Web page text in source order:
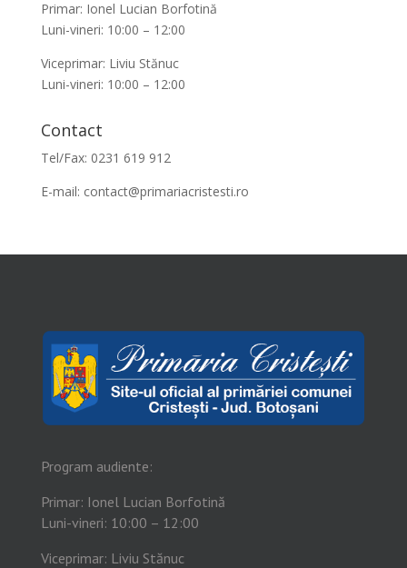
Primar: Ionel Lucian Borfotină
Luni-vineri: 10:00 – 12:00
Viceprimar: Liviu Stănuc
Luni-vineri: 10:00 – 12:00
Contact
Tel/Fax: 0231 619 912
E-mail: contact@primariacristesti.ro
Program audiente:
Primar: Ionel Lucian Borfotină
Luni-vineri: 10:00 – 12:00
Viceprimar: Liviu Stănuc